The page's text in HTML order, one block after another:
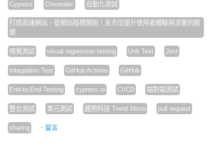
Cypress Chromatic 自動化測試
打造高速網站，從網站指標開始！全方位提升使用者體驗與流量的關
鍵
視覺測試 visual regression testing Unit Test Jest
Integration Test GitHub Actions GitHub
End-to-End Testing cypress.io CI/CD 端對端測試
整合測試 單元測試 趨勢科技 Trend Micro pull request
sharing · 留言